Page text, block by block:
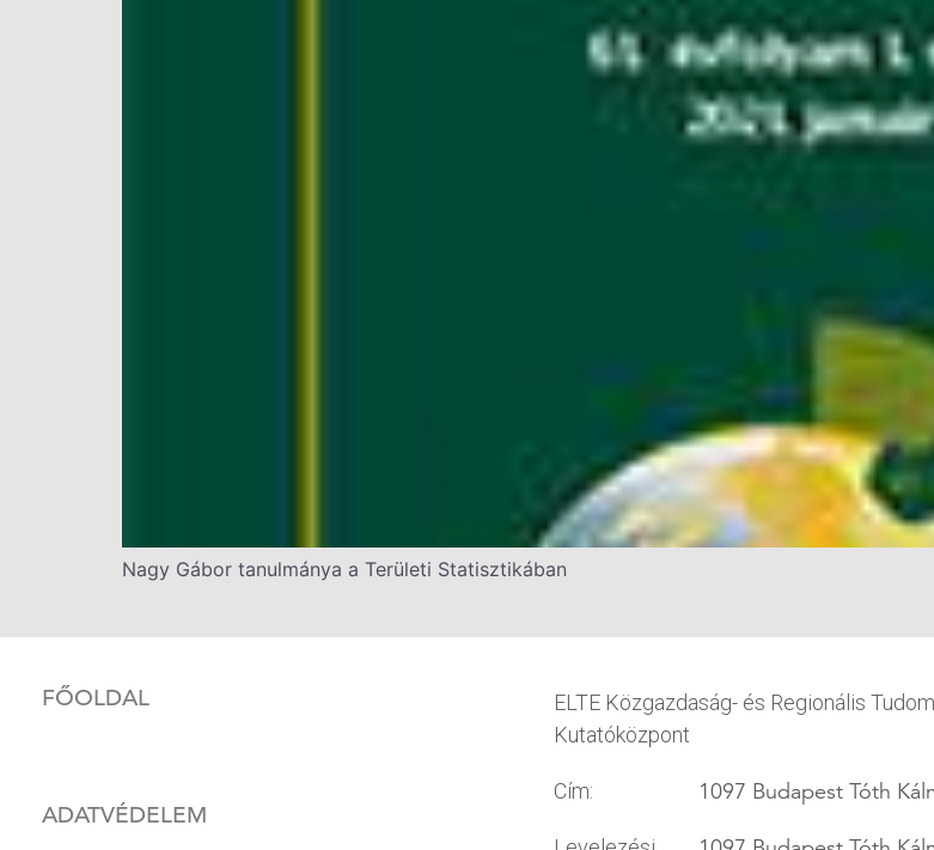
Nagy Gábor tanulmánya a Területi Statisztikában
FŐOLDAL
ADATVÉDELEM
ELTE Közgazdaság- és Regionális
Kutatóközpont
Cím: 1097 Budapest Tóth